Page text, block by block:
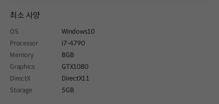
최소 사양
OS
Windows10
Processor
i7-4790
Memory
8GB
Graphics
GTX1080
DirectX
DirectX11
Storage
5GB